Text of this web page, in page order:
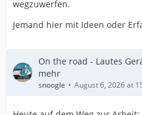
wegzuwerfen.
Jemand hier mit Ideen oder
On the road - Lautes
mehr
snoogle August 6, 2026 at